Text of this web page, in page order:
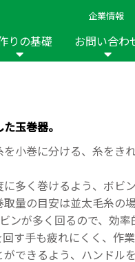
企業情報
2013年 2012年
・キルト
ルト
けグッズ ペーパーク
りの基礎 お問い合わ
玉巻器。
小巻に分ける、糸をき
に多く巻けるよう、ボビ
量の目安は並太毛糸の
ンが多く回るので、効率
す手も疲れにくく、作業
ができるよう、ハンドル